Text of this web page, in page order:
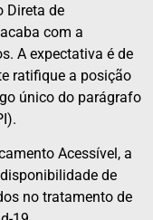
Direta de
com a
A expectativa é de
ratifique a posição
único do parágrafo
Acessível, a
de
no tratamento de